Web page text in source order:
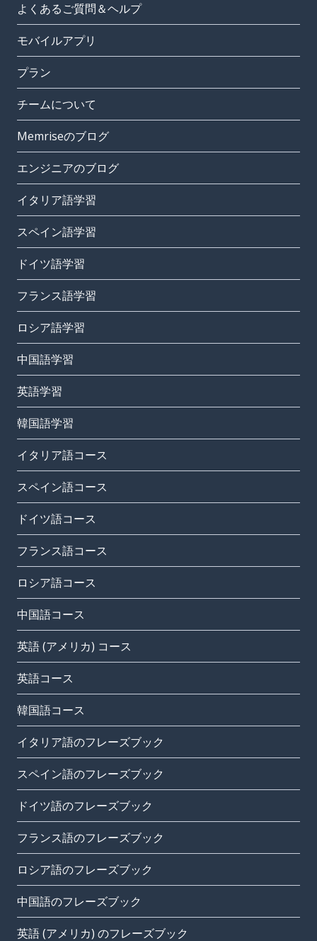
よくあるご質問＆ヘルプ
モバイルアプリ
プラン
チームについて
Memriseのブログ
エンジニアのブログ
イタリア語学習
スペイン語学習
ドイツ語学習
フランス語学習
ロシア語学習
中国語学習
英語学習
韓国語学習
イタリア語コース
スペイン語コース
ドイツ語コース
フランス語コース
ロシア語コース
中国語コース
英語 (アメリカ) コース
英語コース
韓国語コース
イタリア語のフレーズブック
スペイン語のフレーズブック
ドイツ語のフレーズブック
フランス語のフレーズブック
ロシア語のフレーズブック
中国語のフレーズブック
英語 (アメリカ) のフレーズブック